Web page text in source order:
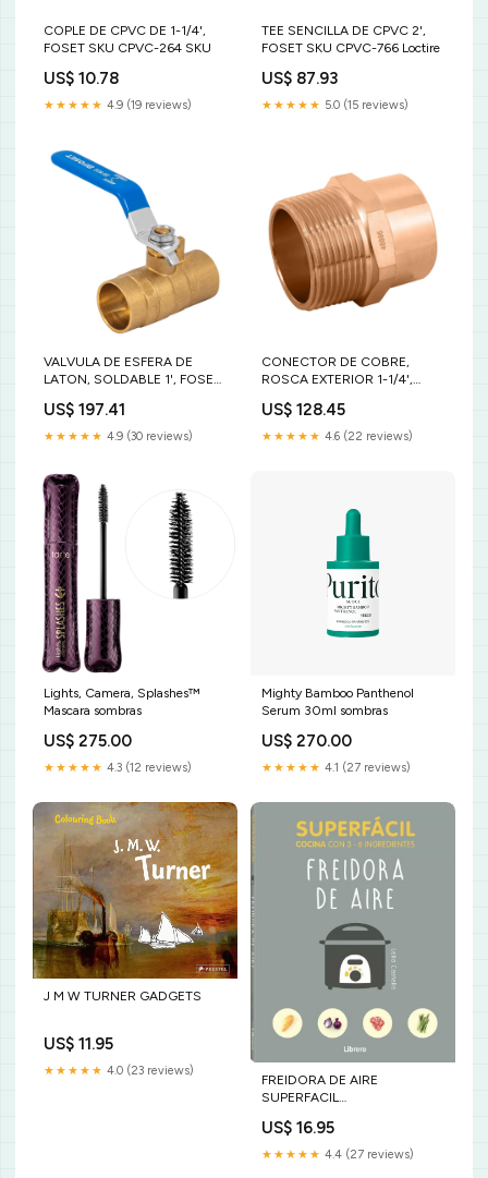
COPLE DE CPVC DE 1-1/4',
FOSET SKU CPVC-264 SKU
US$ 10.78
★★★★★ 4.9 (19 reviews)
TEE SENCILLA DE CPVC 2',
FOSET SKU CPVC-766 Loctire
US$ 87.93
★★★★★ 5.0 (15 reviews)
VALVULA DE ESFERA DE
LATON, SOLDABLE 1', FOSET
US$ 197.41
★★★★★ 4.9 (30 reviews)
CONECTOR DE COBRE,
ROSCA EXTERIOR 1-1/4',
Toughbuilt
US$ 128.45
★★★★★ 4.6 (22 reviews)
Lights, Camera, Splashes™
Mascara sombras
US$ 275.00
★★★★★ 4.3 (12 reviews)
Mighty Bamboo Panthenol
Serum 30ml sombras
US$ 270.00
★★★★★ 4.1 (27 reviews)
J M W TURNER GADGETS
US$ 11.95
★★★★★ 4.0 (23 reviews)
FREIDORA DE AIRE
SUPERFACIL
US$ 16.95
★★★★★ 4.4 (27 reviews)